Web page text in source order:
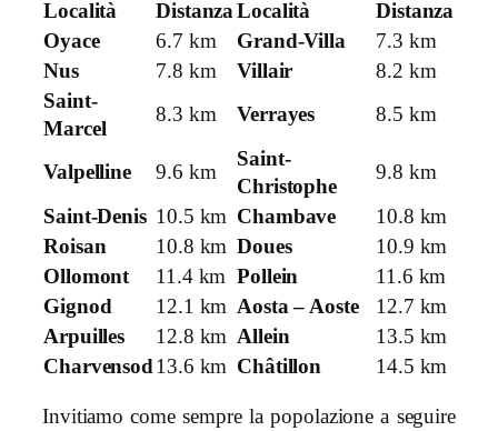
Località DistanzaLocalità
Distanza
Oyace
6.7 km Grand-Villa
7.3 km
Nus
7.8 km Villair
8.2 km
Saint-
Marcel
8.3 km Verrayes 8.5 km
Valpelline 9.6 km
Saint-
Christophe
9.8 km
Saint-Denis 10.5 km Chambave
10.8 km
Roisan
10.8 km Doues
10.9 km
Ollomont
11.4 km Pollein
11.6 km
Gignod
12.1 km Aosta – Aoste
12.7 km
Arpuilles
12.8 km Allein
13.5 km
Charvensod13.6 km Châtillon 14.5 km
Invitiamo come sempre la popolazione a seguire